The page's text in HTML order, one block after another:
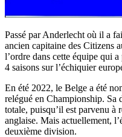
Passé par Anderlecht où il a
ancien capitaine des Citizens
l’ordre dans cette équipe qui
4 saisons sur l’échiquier
En été 2022, le Belge a été
relégué en Championship. Sa
totale, puisqu’il est parvenu à
anglaise. Mais actuellement,
deuxième division.